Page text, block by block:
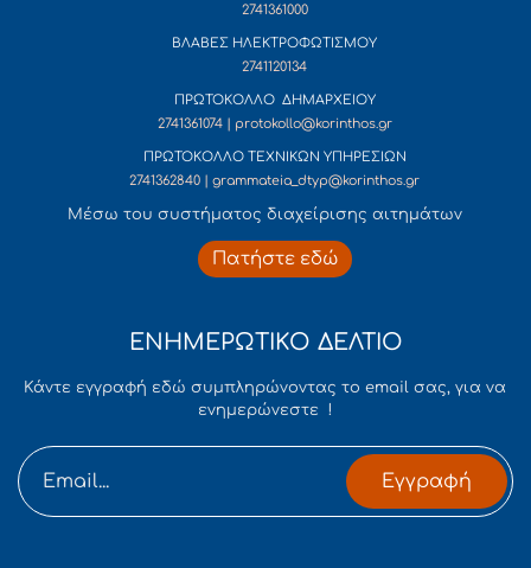
2741361000
ΒΛΑΒΕΣ ΗΛΕΚΤΡΟΦΩΤΙΣΜΟΥ
2741120134
ΠΡΩΤΟΚΟΛΛΟ ΔΗΜΑΡΧΕΙΟΥ
2741361074 | protokollo@korinthos.gr
ΠΡΩΤΟΚΟΛΛΟ ΤΕΧΝΙΚΩΝ ΥΠΗΡΕΣΙΩΝ
2741362840 | grammateia_dtyp@korinthos.gr
Mέσω του συστήματος διαχείρισης αιτημάτων
Πατήστε εδώ
ΕΝΗΜΕΡΩΤΙΚΟ ΔΕΛΤΙΟ
Κάντε εγγραφή εδώ συμπληρώνοντας το email σας, για να
ενημερώνεστε !
Εγγραφή